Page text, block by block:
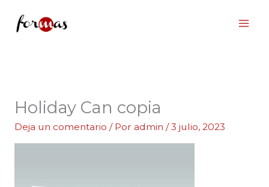
Holiday Can copia
Deja un comentario / Por admin /3 julio, 2023